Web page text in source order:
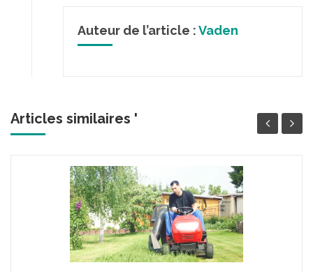
Auteur de l’article :Vaden
Articles similaires '